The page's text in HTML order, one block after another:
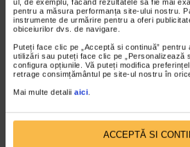
pentru a măsura performanța site-ului nostru.
instrumente de urmărire pentru a oferi
obiceiurilor dvs. de navigare.
Puteți face clic pe „Acceptă si continuă”
utilizări sau puteți face clic pe „Personalizează
configura opțiunile. Vă puteți modifica
retrage consimțământul pe site-ul nostru în
Mai multe detalii aici
ACCEPTĂ SI
CLIPA DE ARTA
ARTS and ARTISTS. Anca
Memorie”
RECOMANDĂRI